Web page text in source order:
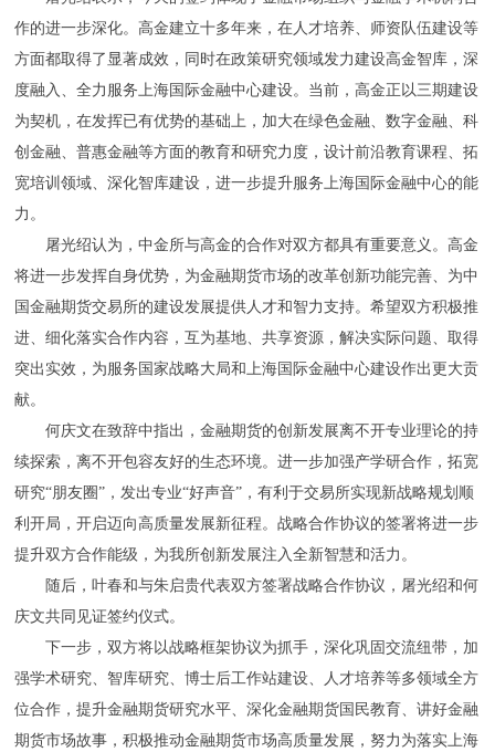
作的进一步深化。高金建立十多年来，在人才培养、师资队伍建设等
方面都取得了显著成效，同时在政策研究领域发力建设高金智库，深
度融入、全力服务上海国际金融中心建设。当前，高金正以三期建设
为契机，在发挥已有优势的基础上，加大在绿色金融、数字金融、科
创金融、普惠金融等方面的教育和研究力度，设计前沿教育课程、拓
宽培训领域、深化智库建设，进一步提升服务上海国际金融中心的能
力。
屠光绍认为，中金所与高金的合作对双方都具有重要意义。高金
将进一步发挥自身优势，为金融期货市场的改革创新功能完善、为中
国金融期货交易所的建设发展提供人才和智力支持。希望双方积极推
进、细化落实合作内容，互为基地、共享资源，解决实际问题、取得
突出实效，为服务国家战略大局和上海国际金融中心建设作出更大贡
献。
何庆文在致辞中指出，金融期货的创新发展离不开专业理论的持
续探索，离不开包容友好的生态环境。进一步加强产学研合作，拓宽
研究“朋友圈”，发出专业“好声音”，有利于交易所实现新战略规划顺
利开局，开启迈向高质量发展新征程。战略合作协议的签署将进一步
提升双方合作能级，为我所创新发展注入全新智慧和活力。
随后，叶春和与朱启贵代表双方签署战略合作协议，屠光绍和何
庆文共同见证签约仪式。
下一步，双方将以战略框架协议为抓手，深化巩固交流纽带，加
强学术研究、智库研究、博士后工作站建设、人才培养等多领域全方
位合作，提升金融期货研究水平、深化金融期货国民教育、讲好金融
期货市场故事，积极推动金融期货市场高质量发展，努力为落实上海